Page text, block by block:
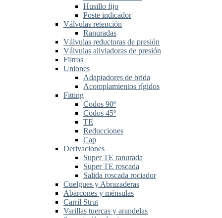
Husillo fijo
Poste indicador
Válvulas retención
Ranuradas
Válvulas reductoras de presión
Válvulas aliviadoras de presión
Filtros
Uniones
Adaptadores de brida
Acomplamientos rígidos
Fitting
Codos 90º
Codos 45º
TE
Reducciones
Cap
Derivaciones
Super TE ranurada
Super TE roscada
Salida roscada rociador
Cuelgues y Abrazaderas
Abarcones y ménsulas
Carril Strut
Varillas tuercas y arandelas